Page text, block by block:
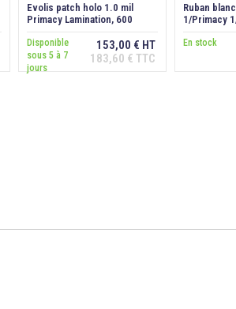
Evolis patch holo 1.0 mil
Primacy Lamination, 600
Disponible
sous 5 à 7
jours
153,00 € HT
183,60 € TTC
Ajouter au
Ruban
1/Primacy
En stock